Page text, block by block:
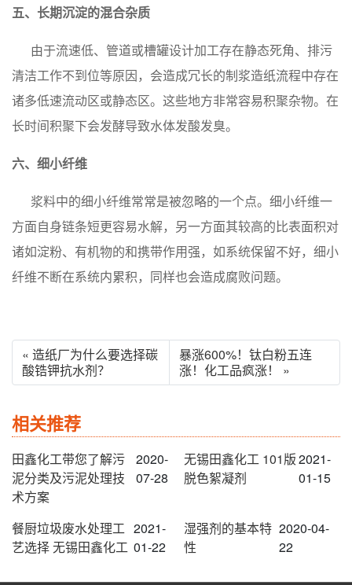
五、长期沉淀的混合杂质
由于流速低、管道或槽罐设计加工存在静态死角、排污
清洁工作不到位等原因，会造成冗长的制浆造纸流程中存在
诸多低速流动区或静态区。这些地方非常容易积聚杂物。在
长时间积聚下会发酵导致水体发酸发臭。
六、 细小纤维
浆料中的细小纤维常常是被忽略的一个点。细小纤维一
方面自身链条短更容易水解，另一方面其较高的比表面积对
诸如淀粉、有机物的和携带作用强，如系统保留不好，细小
纤维不断在系统内累积，同样也会造成腐败问题。
« 造纸厂为什么要选择碳
酸锆钾抗水剂？
暴涨600%！钛白粉五连
涨！化工品疯涨！ »
相关推荐
田鑫化工带您了解污
泥分类及污泥处理技
术方案
2020-
07-28
无锡田鑫化工 101版
脱色絮凝剂
2021-
01-15
餐厨垃圾废水处理工
艺选择 无锡田鑫化工
2021-
01-22
湿强剂的基本特
性
2020-04-
22